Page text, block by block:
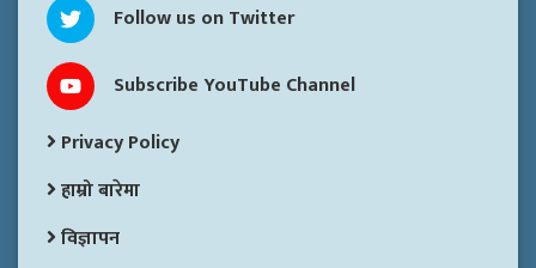
Follow us on Twitter
Subscribe YouTube Channel
Privacy Policy
हाम्रो बारेमा
विज्ञापन